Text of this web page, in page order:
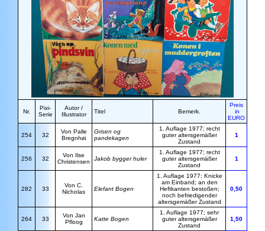
Nr.
Pixi-
Serie
Autor /
Illustrator
Titel Bemerk.
Preis
in
EURO
254 32
Von Palle
Bregnhøi
Grisen og
pandekagen
1. Auflage 1977; recht
guter altersgemäßer
Zustand
1
256 32
Von Ilse
Christensen
Jakob bygger huler
1. Auflage 1977; recht
guter altersgemäßer
Zustand
1
282 33
Von C.
Nicholas
Elefant Bogen
1. Auflage 1977; Knicke
am Einband; an den
Heftkanten bestoßen;
noch befriedigender
altersgemäßer Zustand
0,50
264 33
Von Jan
Pfloog
Katte Bogen
1. Auflage 1977; sehr
guter altersgemäßer
Zustand
1,50